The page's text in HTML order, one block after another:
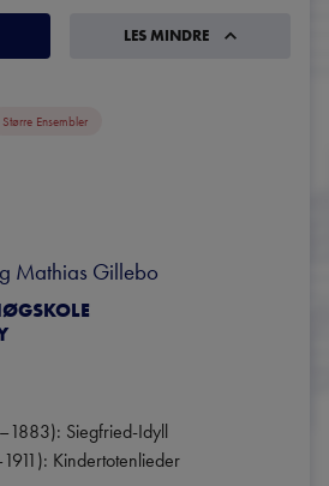
LES MINDRE
Større Ensembler
Mathias Gillebo
Siegfried-Idyll
Kindertotenlieder